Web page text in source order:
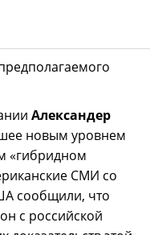
Александер
новым уровнем
«гибридном
СМИ со
сообщили, что
с российской